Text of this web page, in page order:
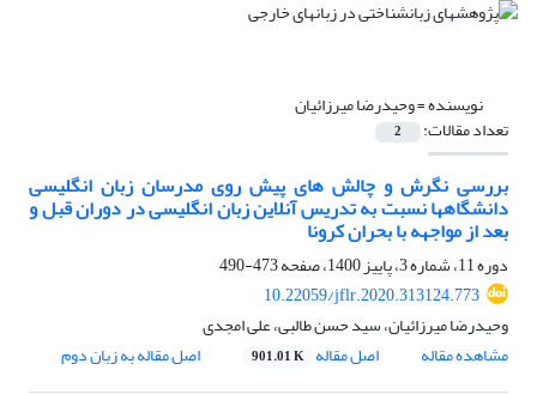
نویسنده =وحیدرضا میرزائیان
تعداد مقالات: 2
بررسی نگرش و چالش های پیش روی مدرسان زبان انگلیسی
دانشگاهها نسبت به تدریس آنلاین زبان انگلیسی در دوران قبل و
بعد از مواجهه با بحران کرونا
دوره 11، شماره 3، پاییز 1400، صفحه
473-490
10.22059/jflr.2020.313124.773
وحیدرضا میرزائیان، سید حسن طالبی، علی امجدی
مشاهده مقاله
اصل مقاله 901.01 K اصل مقاله به زبان دوم